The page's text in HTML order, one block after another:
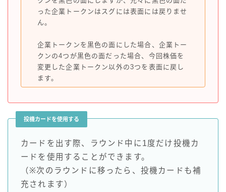
った企業トークンはスグには表面には戻りませ
ん。
企業トークンを黒色の面にした場合、企業トー
クンの4つが黒色の面だった場合、今回株価を
変更した企業トークン以外の3つを表面に戻し
ます。
投機カードを使用する
カードを出す際、ラウンド中に1度だけ投機カ
ードを使用することができます。
（※次のラウンドに移ったら、投機カードも補
充されます）